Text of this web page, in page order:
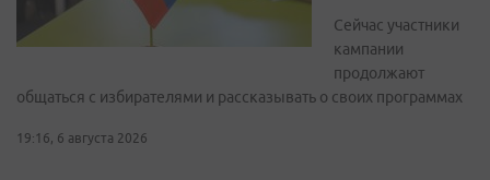
Сейчас участники
кампании
продолжают
общаться с избирателями и рассказывать о своих программах
19:16, 6 августа 2026